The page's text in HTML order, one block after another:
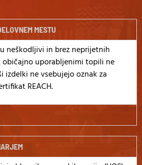
MESTU
neškodljivi in brez neprijetnih
običajno uporabljenimi topili ne
izdelki ne vsebujejo oznak za
REACH.